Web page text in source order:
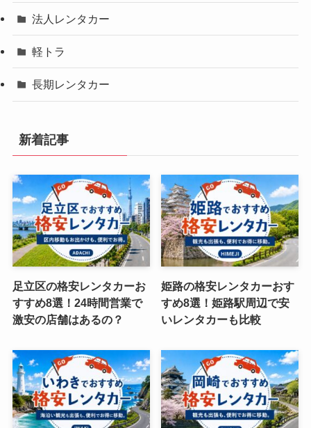
法人レンタカー
軽トラ
長期レンタカー
新着記事
足立区の格安レンタカーお
すすめ8選！24時間営業で
激安の店舗はあるの？
姫路の格安レンタカーおす
すめ8選！姫路駅周辺で安
いレンタカーも比較